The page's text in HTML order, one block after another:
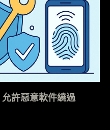
許惡意軟件繞過